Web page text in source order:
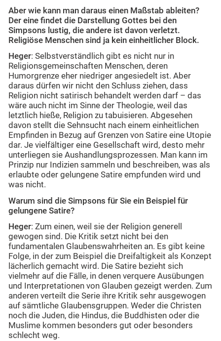
Aber wie kann man daraus einen Maßstab ableiten?
Der eine findet die Darstellung Gottes bei den
Simpsons lustig, die andere ist davon verletzt.
Religiöse Menschen sind ja kein einheitlicher Block.
Heger: Selbstverständlich gibt es nicht nur in
Religionsgemeinschaften Menschen, deren
Humorgrenze eher niedriger angesiedelt ist. Aber
daraus dürfen wir nicht den Schluss ziehen, dass
Religion nicht satirisch behandelt werden darf – das
wäre auch nicht im Sinne der Theologie, weil das
letztlich hieße, Religion zu tabuisieren. Abgesehen
davon stellt die Sehnsucht nach einem einheitlichen
Empfinden in Bezug auf Grenzen von Satire eine Utopie
dar. Je vielfältiger eine Gesellschaft wird, desto mehr
unterliegen sie Aushandlungsprozessen. Man kann im
Prinzip nur Indizien sammeln und beschreiben, was als
erlaubte oder gelungene Satire empfunden wird und
was nicht.
Warum sind die Simpsons für Sie ein Beispiel für
gelungene Satire?
Heger: Zum einen, weil sie der Religion generell
gewogen sind. Die Kritik setzt nicht bei den
fundamentalen Glaubenswahrheiten an. Es gibt keine
Folge, in der zum Beispiel die Dreifaltigkeit als Konzept
lächerlich gemacht wird. Die Satire bezieht sich
vielmehr auf die Fälle, in denen verquere Ausübungen
und Interpretationen von Glauben gezeigt werden. Zum
anderen verteilt die Serie ihre Kritik sehr ausgewogen
auf sämtliche Glaubensgruppen. Weder die Christen
noch die Juden, die Hindus, die Buddhisten oder die
Muslime kommen besonders gut oder besonders
schlecht weg.